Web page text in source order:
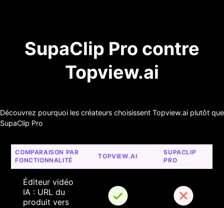
SupaClip Pro contre
Topview.ai
Découvrez pourquoi les créateurs choisissent Topview.ai plutôt que
SupaClip Pro
COMPARAISON PAR
FONCTIONNALITÉ
TOPVIEW.AI
SUPACLIP
PRO
Éditeur vidéo
IA : URL du
produit vers